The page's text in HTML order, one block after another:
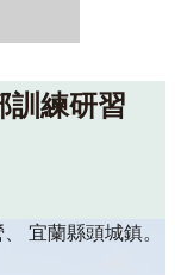
訓練研習
宜蘭縣頭城鎮。